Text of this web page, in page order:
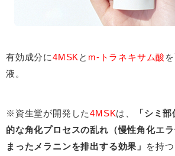
有効成分に4MSK と m-トラネキサム酸
液。
※資生堂が開発した4MSKは、
「シミ
的な角化プロセスの乱れ（慢性角化エ
まったメラニンを排出する効果」
を持